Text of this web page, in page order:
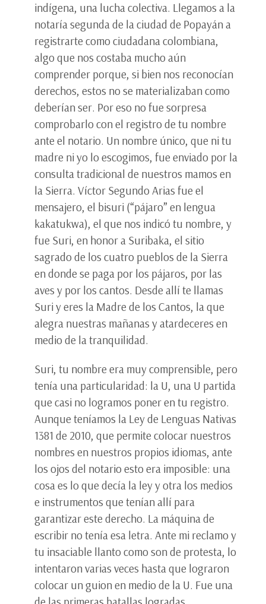
indígena, una lucha colectiva. Llegamos a la
notaría segunda de la ciudad de Popayán a
registrarte como ciudadana colombiana,
algo que nos costaba mucho aún
comprender porque, si bien nos reconocían
derechos, estos no se materializaban como
deberían ser. Por eso no fue sorpresa
comprobarlo con el registro de tu nombre
ante el notario. Un nombre único, que ni tu
madre ni yo lo escogimos, fue enviado por la
consulta tradicional de nuestros mamos en
la Sierra. Víctor Segundo Arias fue el
mensajero, el bisuri (“pájaro” en lengua
kakatukwa), el que nos indicó tu nombre, y
fue Suri, en honor a Suribaka, el sitio
sagrado de los cuatro pueblos de la Sierra
en donde se paga por los pájaros, por las
aves y por los cantos. Desde allí te llamas
Suri y eres la Madre de los Cantos, la que
alegra nuestras mañanas y atardeceres en
medio de la tranquilidad.
Suri, tu nombre era muy comprensible, pero
tenía una particularidad: la U, una U partida
que casi no logramos poner en tu registro.
Aunque teníamos la Ley de Lenguas Nativas
1381 de 2010, que permite colocar nuestros
nombres en nuestros propios idiomas, ante
los ojos del notario esto era imposible: una
cosa es lo que decía la ley y otra los medios
e instrumentos que tenían allí para
garantizar este derecho. La máquina de
escribir no tenía esa letra. Ante mi reclamo y
tu insaciable llanto como son de protesta, lo
intentaron varias veces hasta que lograron
colocar un guion en medio de la U. Fue una